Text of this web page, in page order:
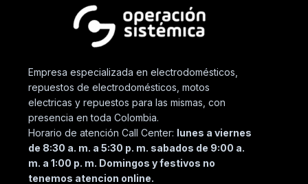
Empresa especializada en electrodomésticos,
repuestos de electrodomésticos, motos
electricas y repuestos para las mismas, con
presencia en toda Colombia.
Horario de atención Call Center: lunes a viernes
de 8:30 a. m. a 5:30 p. m. sabados de 9:00 a.
m. a 1:00 p. m. Domingos y festivos no
tenemos atencion online.